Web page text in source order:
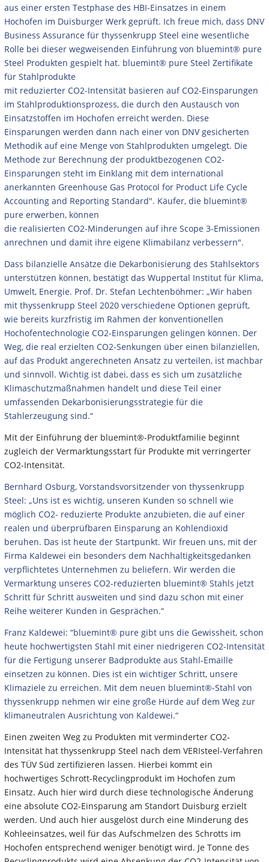
aus einer ersten Testphase des HBI-Einsatzes in einem
Hochofen im Duisburger Werk geprüft. Ich freue mich, dass DNV
Business Assurance für thyssenkrupp Steel eine wesentliche
Rolle bei dieser wegweisenden Einführung von bluemint® pure
Steel Produkten gespielt hat. bluemint® pure Steel Zertifikate
für Stahlprodukte
mit reduzierter CO2-Intensität basieren auf CO2-Einsparungen
im Stahlproduktionsprozess, die durch den Austausch von
Einsatzstoffen im Hochofen erreicht werden. Diese
Einsparungen werden dann nach einer von DNV gesicherten
Methodik auf eine Menge von Stahlprodukten umgelegt. Die
Methode zur Berechnung der produktbezogenen CO2-
Einsparungen steht im Einklang mit dem international
anerkannten Greenhouse Gas Protocol for Product Life Cycle
Accounting and Reporting Standard". Käufer, die bluemint®
pure erwerben, können
die realisierten CO2-Minderungen auf ihre Scope 3-Emissionen
anrechnen und damit ihre eigene Klimabilanz verbessern".
Dass bilanzielle Ansätze die Dekarbonisierung des Stahlsektors
unterstützen können, bestätigt das Wuppertal Institut für Klima,
Umwelt, Energie. Prof. Dr. Stefan Lechtenböhmer: „Wir haben
mit thyssenkrupp Steel 2020 verschiedene Optionen geprüft,
wie bereits kurzfristig im Rahmen der konventionellen
Hochofentechnologie CO2-Einsparungen gelingen können. Der
Weg, die real erzielten CO2-Senkungen über einen bilanziellen,
auf das Produkt angerechneten Ansatz zu verteilen, ist machbar
und sinnvoll. Wichtig ist dabei, dass es sich um zusätzliche
Klimaschutzmaßnahmen handelt und diese Teil einer
umfassenden Dekarbonisierungsstrategie für die
Stahlerzeugung sind.“
Mit der Einführung der bluemint®-Produktfamilie beginnt
zugleich der Vermarktungsstart für Produkte mit verringerter
CO2-Intensität.
Bernhard Osburg, Vorstandsvorsitzender von thyssenkrupp
Steel: „Uns ist es wichtig, unseren Kunden so schnell wie
möglich CO2- reduzierte Produkte anzubieten, die auf einer
realen und überprüfbaren Einsparung an Kohlendioxid
beruhen. Das ist heute der Startpunkt. Wir freuen uns, mit der
Firma Kaldewei ein besonders dem Nachhaltigkeitsgedanken
verpflichtetes Unternehmen zu beliefern. Wir werden die
Vermarktung unseres CO2-reduzierten bluemint® Stahls jetzt
Schritt für Schritt ausweiten und sind dazu schon mit einer
Reihe weiterer Kunden in Gesprächen.“
Franz Kaldewei: “bluemint® pure gibt uns die Gewissheit, schon
heute hochwertigsten Stahl mit einer niedrigeren CO2-Intensität
für die Fertigung unserer Badprodukte aus Stahl-Emaille
einsetzen zu können. Dies ist ein wichtiger Schritt, unsere
Klimaziele zu erreichen. Mit dem neuen bluemint®-Stahl von
thyssenkrupp nehmen wir eine große Hürde auf dem Weg zur
klimaneutralen Ausrichtung von Kaldewei.“
Einen zweiten Weg zu Produkten mit verminderter CO2-
Intensität hat thyssenkrupp Steel nach dem VERIsteel-Verfahren
des TÜV Süd zertifizieren lassen. Hierbei kommt ein
hochwertiges Schrott-Recyclingprodukt im Hochofen zum
Einsatz. Auch hier wird durch diese technologische Änderung
eine absolute CO2-Einsparung am Standort Duisburg erzielt
werden. Und auch hier ausgelöst durch eine Minderung des
Kohleeinsatzes, weil für das Aufschmelzen des Schrotts im
Hochofen entsprechend weniger benötigt wird. Je Tonne des